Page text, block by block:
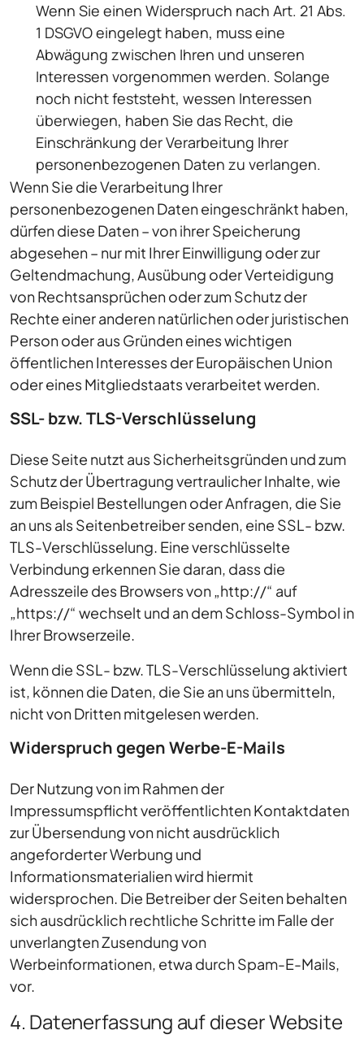
Wenn Sie einen Widerspruch nach Art. 21 Abs.
1 DSGVO eingelegt haben, muss eine
Abwägung zwischen Ihren und unseren
Interessen vorgenommen werden. Solange
noch nicht feststeht, wessen Interessen
überwiegen, haben Sie das Recht, die
Einschränkung der Verarbeitung Ihrer
personenbezogenen Daten zu verlangen.
Wenn Sie die Verarbeitung Ihrer
personenbezogenen Daten eingeschränkt haben,
dürfen diese Daten – von ihrer Speicherung
abgesehen – nur mit Ihrer Einwilligung oder zur
Geltendmachung, Ausübung oder Verteidigung
von Rechtsansprüchen oder zum Schutz der
Rechte einer anderen natürlichen oder juristischen
Person oder aus Gründen eines wichtigen
öffentlichen Interesses der Europäischen Union
oder eines Mitgliedstaats verarbeitet werden.
SSL- bzw. TLS-Verschlüsselung
Diese Seite nutzt aus Sicherheitsgründen und zum
Schutz der Übertragung vertraulicher Inhalte, wie
zum Beispiel Bestellungen oder Anfragen, die Sie
an uns als Seitenbetreiber senden, eine SSL- bzw.
TLS-Verschlüsselung. Eine verschlüsselte
Verbindung erkennen Sie daran, dass die
Adresszeile des Browsers von „http://“ auf
„https://“ wechselt und an dem Schloss-Symbol in
Ihrer Browserzeile.
Wenn die SSL- bzw. TLS-Verschlüsselung aktiviert
ist, können die Daten, die Sie an uns übermitteln,
nicht von Dritten mitgelesen werden.
Widerspruch gegen Werbe-E-Mails
Der Nutzung von im Rahmen der
Impressumspflicht veröffentlichten Kontaktdaten
zur Übersendung von nicht ausdrücklich
angeforderter Werbung und
Informationsmaterialien wird hiermit
widersprochen. Die Betreiber der Seiten behalten
sich ausdrücklich rechtliche Schritte im Falle der
unverlangten Zusendung von
Werbeinformationen, etwa durch Spam-E-Mails,
vor.
4. Datenerfassung auf dieser Website